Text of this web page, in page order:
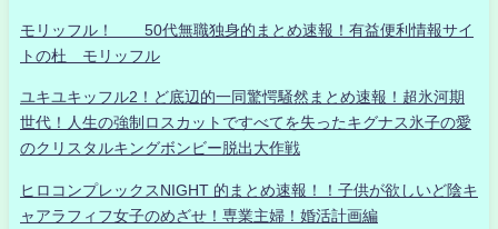
モリッフル！ 50代無職独身的まとめ速報！有益便利情報サイ
トの杜 モリッフル
ユキユキッフル2！ど底辺的一同驚愕騒然まとめ速報！超氷河期
世代！人生の強制ロスカットですべてを失ったキグナス氷子の愛
のクリスタルキングボンビー脱出大作戦
ヒロコンプレックスNIGHT 的まとめ速報！！子供が欲しいど陰キ
ャアラフィフ女子のめざせ！専業主婦！婚活計画編